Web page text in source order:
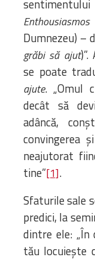
Enthousiasmos
Dumnezeu) –
grăbi să ajut
se poate
ajute. „Omul
decât să
adâncă,
convingerea
neajutorat
tine”[1].
Sfaturile sale
predici, la
dintre ele: „În
tău locuiește